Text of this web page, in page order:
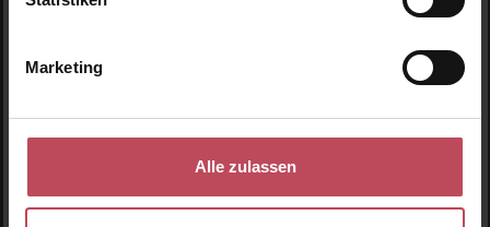
Marketing
Alle zulassen